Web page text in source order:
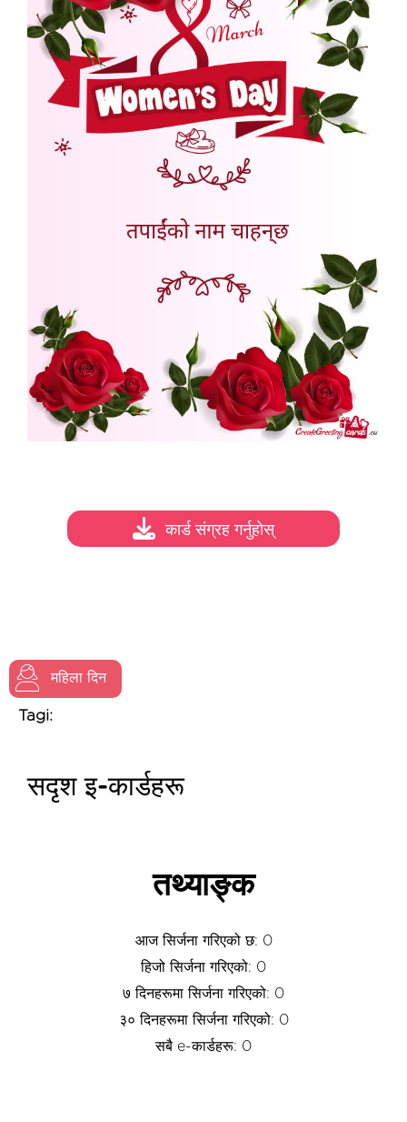
महिला दिन
Tagi:
कार्ड संग्रह गर्नुहोस्
सदृश इ-कार्डहरू
तथ्याङ्क
आज सिर्जना गरिएको छ: 0
हिजो सिर्जना गरिएको: 0
७ दिनहरूमा सिर्जना गरिएको: 0
३० दिनहरूमा सिर्जना गरिएको: 0
सबै e-कार्डहरू: 0